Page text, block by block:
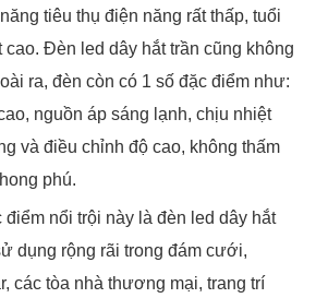
tiêu thụ điện năng rất thấp, tuổi
cao. Đèn led dây hắt trần cũng không
ra, đèn còn có 1 số đặc điểm như:
nguồn áp sáng lạnh, chịu nhiệt
và điều chỉnh độ cao, không thấm
phú.
nổi trội này là đèn led dây hắt
dụng rộng rãi trong đám cưới,
các tòa nhà thương mại, trang trí